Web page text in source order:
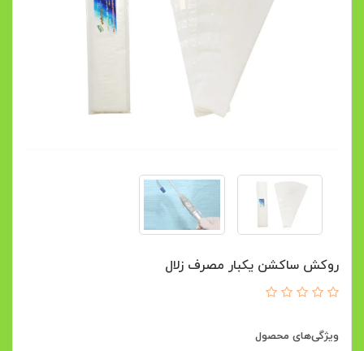
روکش ساکشن یکبار مصرف زلال
ویژگی‌های محصول